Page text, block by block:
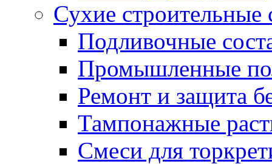
Сухие строительные
Подливочные
Промышленные
Ремонт и защита
Тампонажные
Смеси для